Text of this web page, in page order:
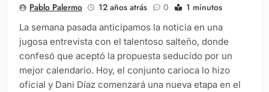
Pablo Palermo 12 años atrás 0 1 minutos
La semana pasada anticipamos la noticia en una
jugosa entrevista con el talentoso salteño, donde
confesó que aceptó la propuesta seducido por un
mejor calendario. Hoy, el conjunto carioca lo hizo
oficial y Dani Díaz comenzará una nueva etapa en el